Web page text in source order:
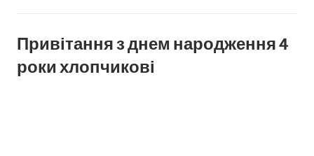
Привітання з днем народження 4
роки хлопчикові